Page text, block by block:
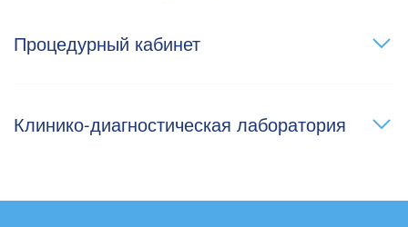
Процедурный кабинет
Клинико-диагностическая лаборатория